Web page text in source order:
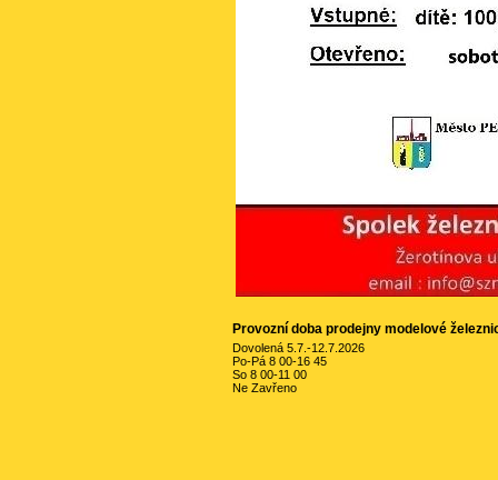
Provozní doba prodejny modelové
Dovolená 5.7.-12.7.2026
Po-Pá 8 00-16 45
So 8 00-11 00
Ne Zavřeno